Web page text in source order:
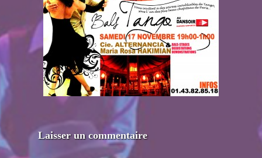
Laisser un commentaire